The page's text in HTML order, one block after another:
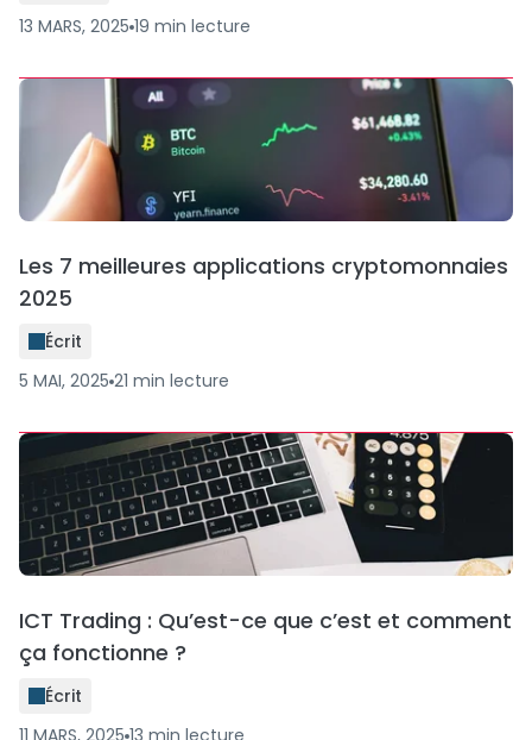
13 MARS, 2025 19 min lecture
Les 7 meilleures applications cryptomonnaies
2025
Écrit
5 MAI, 2025 21 min lecture
ICT Trading : Qu’est-ce que c’est et comment
ça fonctionne ?
Écrit
11 MARS, 2025 13 min lecture